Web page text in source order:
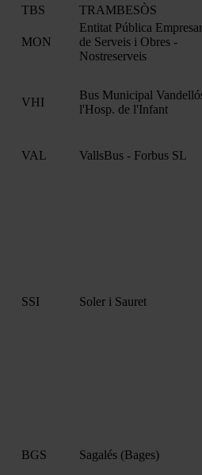
TBS TRAMBESÒS
MON
Entitat Pública
de Serveis i Obres -
Nostreserveis
VHI
Bus Municipal
l'Hosp. de l'Infant
VAL VallsBus - Forbus SL
SSI Soler i Sauret
BGS Sagalés (Bages)